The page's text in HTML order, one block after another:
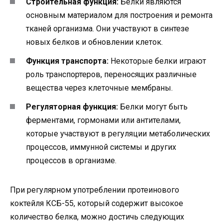
основным материалом для построения и ремонта
тканей организма. Они участвуют в синтезе
новых белков и обновлении клеток.
Функция транспорта: Некоторые белки играют
роль транспортеров, переносящих различные
вещества через клеточные мембраны.
Регуляторная функция: Белки могут быть
ферментами, гормонами или антителами,
которые участвуют в регуляции метаболических
процессов, иммунной системы и других
процессов в организме.
При регулярном употреблении протеинового
коктейля КСБ-55, который содержит высокое
количество белка, можно достичь следующих